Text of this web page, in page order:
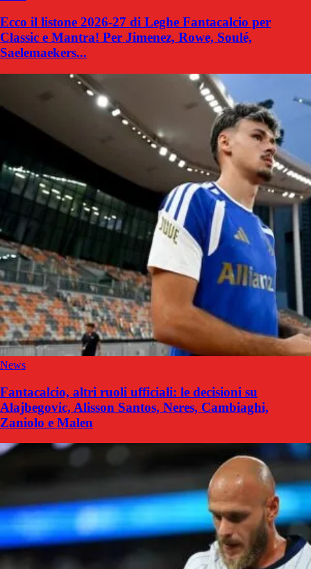
Ecco il listone 2026-27 di Leghe Fantacalcio per
Classic e Mantra! Per Jimenez, Rowe, Soulé,
Saelemaekers...
News
Fantacalcio, altri ruoli ufficiali: le decisioni su
Alajbegovic, Alisson Santos, Neres, Cambiaghi,
Zaniolo e Malen